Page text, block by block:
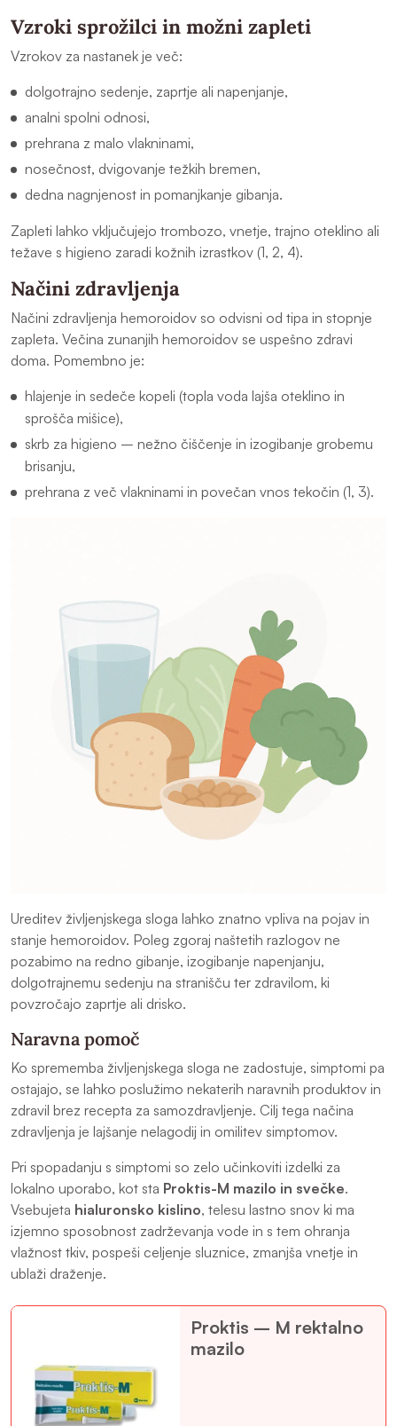
Vzroki sprožilci in možni zapleti
Vzrokov za nastanek je več:
dolgotrajno sedenje, zaprtje ali napenjanje,
analni spolni odnosi,
prehrana z malo vlakninami,
nosečnost, dvigovanje težkih bremen,
dedna nagnjenost in pomanjkanje gibanja.
Zapleti lahko vključujejo trombozo, vnetje, trajno oteklino ali
težave s higieno zaradi kožnih izrastkov (1, 2, 4).
Načini zdravljenja
Načini zdravljenja hemoroidov so odvisni od tipa in stopnje
zapleta. Večina zunanjih hemoroidov se uspešno zdravi
doma. Pomembno je:
hlajenje in sedeče kopeli (topla voda lajša oteklino in
sprošča mišice),
skrb za higieno – nežno čiščenje in izogibanje grobemu
brisanju,
prehrana z več vlakninami in povečan vnos tekočin (1, 3).
Ureditev življenjskega sloga lahko znatno vpliva na pojav in
stanje hemoroidov. Poleg zgoraj naštetih razlogov ne
pozabimo na redno gibanje, izogibanje napenjanju,
dolgotrajnemu sedenju na stranišču ter zdravilom, ki
povzročajo zaprtje ali drisko.
Naravna pomoč
Ko sprememba življenjskega sloga ne zadostuje, simptomi pa
ostajajo, se lahko poslužimo nekaterih naravnih produktov in
zdravil brez recepta za samozdravljenje. Cilj tega načina
zdravljenja je lajšanje nelagodij in omilitev simptomov.
Pri spopadanju s simptomi so zelo učinkoviti izdelki za
lokalno uporabo, kot sta Proktis-M mazilo in svečke.
Vsebujeta hialuronsko kislino, telesu lastno snov ki ma
izjemno sposobnost zadrževanja vode in s tem ohranja
vlažnost tkiv, pospeši celjenje sluznice, zmanjša vnetje in
ublaži draženje.
Proktis – M rektalno
mazilo